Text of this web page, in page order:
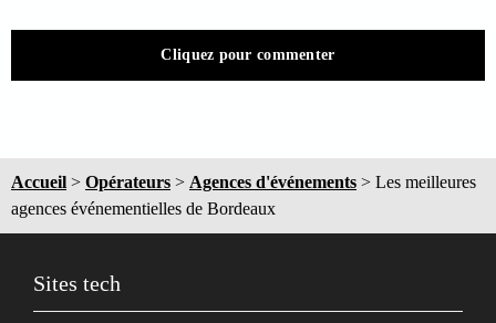
Cliquez pour commenter
Accueil > Opérateurs > Agences d'événements > Les meilleures
agences événementielles de Bordeaux
Sites tech